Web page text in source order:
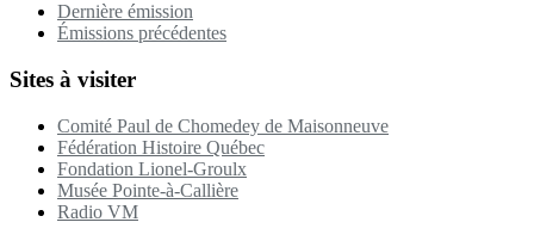
Dernière émission
Émissions précédentes
Sites à visiter
Comité Paul de Chomedey de Maisonneuve
Fédération Histoire Québec
Fondation Lionel-Groulx
Musée Pointe-à-Callière
Radio VM